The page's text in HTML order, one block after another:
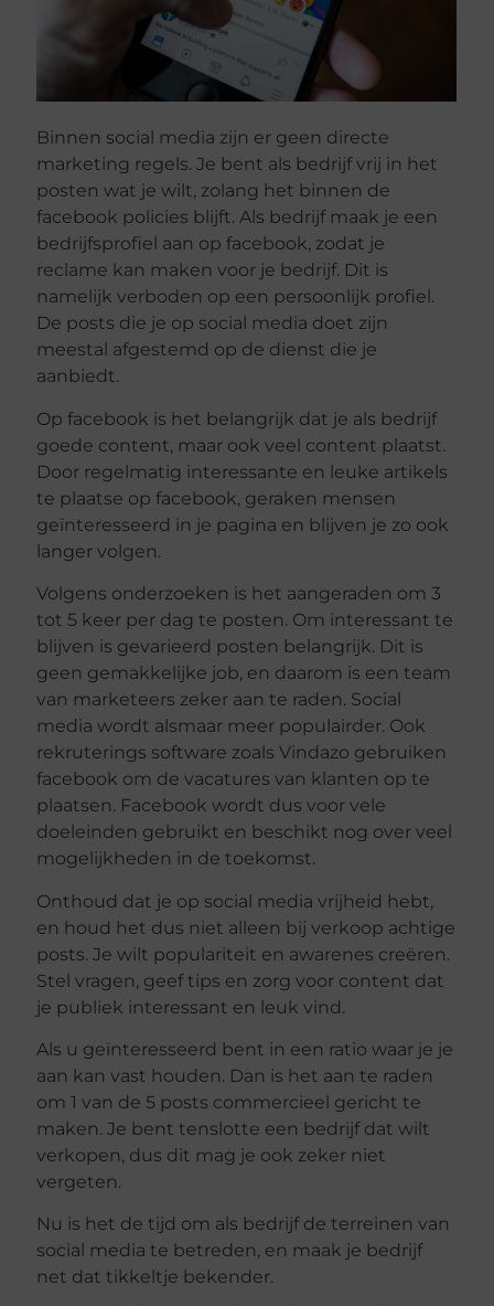
Binnen social media zijn er geen directe
marketing regels. Je bent als bedrijf vrij in het
posten wat je wilt, zolang het binnen de
facebook policies blijft. Als bedrijf maak je een
bedrijfsprofiel aan op facebook, zodat je
reclame kan maken voor je bedrijf. Dit is
namelijk verboden op een persoonlijk profiel.
De posts die je op social media doet zijn
meestal afgestemd op de dienst die je
aanbiedt.
Op facebook is het belangrijk dat je als bedrijf
goede content, maar ook veel content plaatst.
Door regelmatig interessante en leuke artikels
te plaatse op facebook, geraken mensen
geïnteresseerd in je pagina en blijven je zo ook
langer volgen.
Volgens onderzoeken is het aangeraden om 3
tot 5 keer per dag te posten. Om interessant te
blijven is gevarieerd posten belangrijk. Dit is
geen gemakkelijke job, en daarom is een team
van marketeers zeker aan te raden. Social
media wordt alsmaar meer populairder. Ook
rekruterings software zoals Vindazo gebruiken
facebook om de vacatures van klanten op te
plaatsen. Facebook wordt dus voor vele
doeleinden gebruikt en beschikt nog over veel
mogelijkheden in de toekomst.
Onthoud dat je op social media vrijheid hebt,
en houd het dus niet alleen bij verkoop achtige
posts. Je wilt populariteit en awarenes creëren.
Stel vragen, geef tips en zorg voor content dat
je publiek interessant en leuk vind.
Als u geïnteresseerd bent in een ratio waar je je
aan kan vast houden. Dan is het aan te raden
om 1 van de 5 posts commercieel gericht te
maken. Je bent tenslotte een bedrijf dat wilt
verkopen, dus dit mag je ook zeker niet
vergeten.
Nu is het de tijd om als bedrijf de terreinen van
social media te betreden, en maak je bedrijf
net dat tikkeltje bekender.